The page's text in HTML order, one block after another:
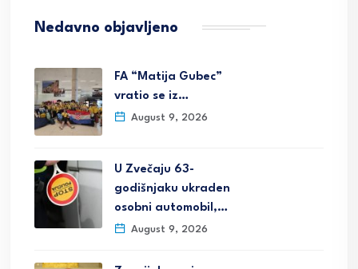
Nedavno objavljeno
FA “Matija Gubec”
vratio se iz…
August 9, 2026
U Zvečaju 63-
godišnjaku ukraden
osobni automobil,…
August 9, 2026